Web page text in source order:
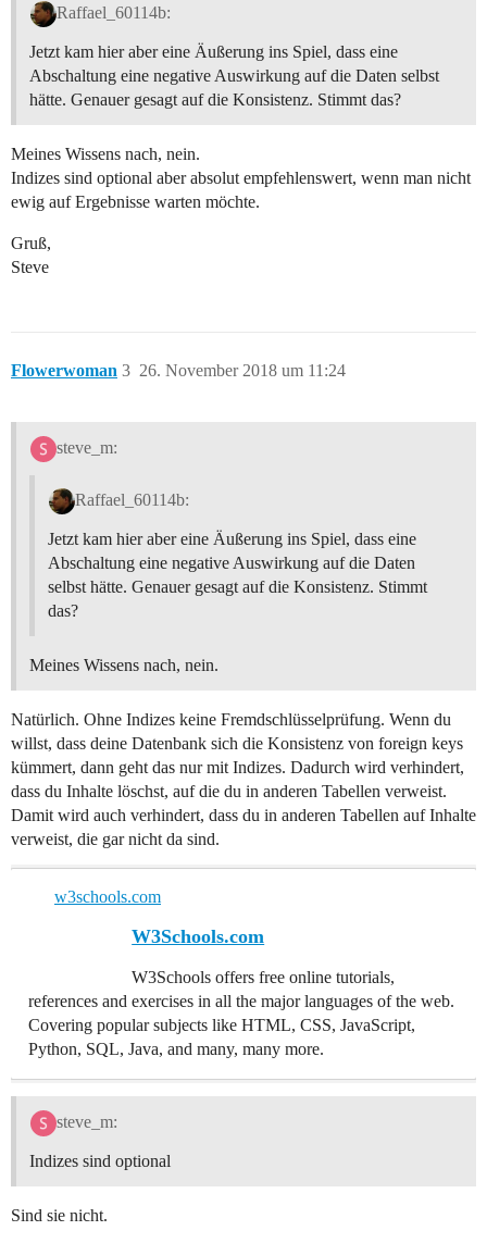
Raffael_60114b:
Jetzt kam hier aber eine Äußerung ins Spiel, dass eine
Abschaltung eine negative Auswirkung auf die Daten selbst
hätte. Genauer gesagt auf die Konsistenz. Stimmt das?
Meines Wissens nach, nein.
Indizes sind optional aber absolut empfehlenswert, wenn man nicht
ewig auf Ergebnisse warten möchte.
Gruß,
Steve
Flowerwoman 26. November 2018 um 11:24
3
steve_m:
Raffael_60114b:
Jetzt kam hier aber eine Äußerung ins Spiel, dass eine
Abschaltung eine negative Auswirkung auf die Daten
selbst hätte. Genauer gesagt auf die Konsistenz. Stimmt
das?
Meines Wissens nach, nein.
Natürlich. Ohne Indizes keine Fremdschlüsselprüfung. Wenn du
willst, dass deine Datenbank sich die Konsistenz von foreign keys
kümmert, dann geht das nur mit Indizes. Dadurch wird verhindert,
dass du Inhalte löschst, auf die du in anderen Tabellen verweist.
Damit wird auch verhindert, dass du in anderen Tabellen auf Inhalte
verweist, die gar nicht da sind.
w3schools.com
W3Schools.com
W3Schools offers free online tutorials,
references and exercises in all the major languages of the web.
Covering popular subjects like HTML, CSS, JavaScript,
Python, SQL, Java, and many, many more.
steve_m:
Indizes sind optional
Sind sie nicht.